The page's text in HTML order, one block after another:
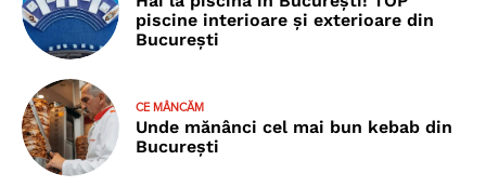
piscine interioare și exterioare din
București
CE MÂNCĂM
Unde mănânci cel mai bun kebab din
București